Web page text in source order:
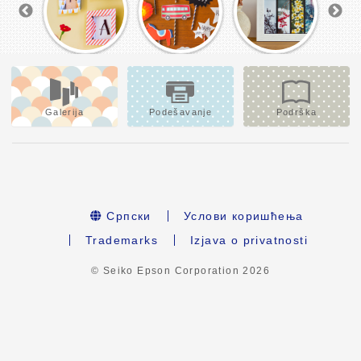
Galerija Podešavanje Podrška
Српски
Услови коришћења
Trademarks
Izjava o privatnosti
© Seiko Epson Corporation2026